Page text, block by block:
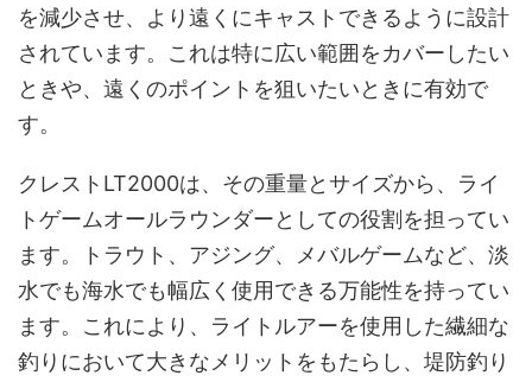
を減少させ、より遠くにキャストできるように設計
されています。これは特に広い範囲をカバーしたい
ときや、遠くのポイントを狙いたいときに有効で
す。
クレストLT2000は、その重量とサイズから、ライ
トゲームオールラウンダーとしての役割を担ってい
ます。トラウト、アジング、メバルゲームなど、淡
水でも海水でも幅広く使用できる万能性を持ってい
ます。これにより、ライトルアーを使用した繊細な
釣りにおいて大きなメリットをもたらし、堤防釣り